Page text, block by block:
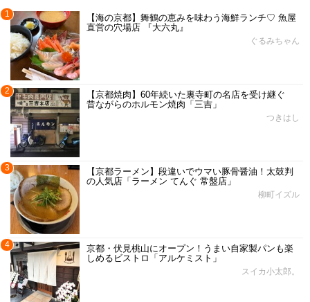
1
【海の京都】舞鶴の恵みを味わう海鮮ランチ♡ 魚屋
直営の穴場店 『大六丸』
ぐるみちゃん
2
【京都焼肉】60年続いた裏寺町の名店を受け継ぐ
昔ながらのホルモン焼肉「三吉」
つきはし
3
【京都ラーメン】段違いでウマい豚骨醤油！太鼓判
の人気店「ラーメン てんぐ 常盤店」
柳町イズル
4
京都・伏見桃山にオープン！うまい自家製パンも楽
しめるビストロ「アルケミスト」
スイカ小太郎。